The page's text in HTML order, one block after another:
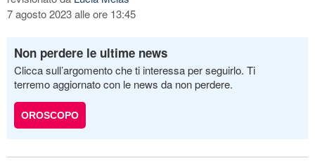
7 agosto 2023 alle ore 13:45
Non perdere le ultime news
Clicca sull’argomento che ti interessa per seguirlo. Ti
terremo aggiornato con le news da non perdere.
OROSCOPO